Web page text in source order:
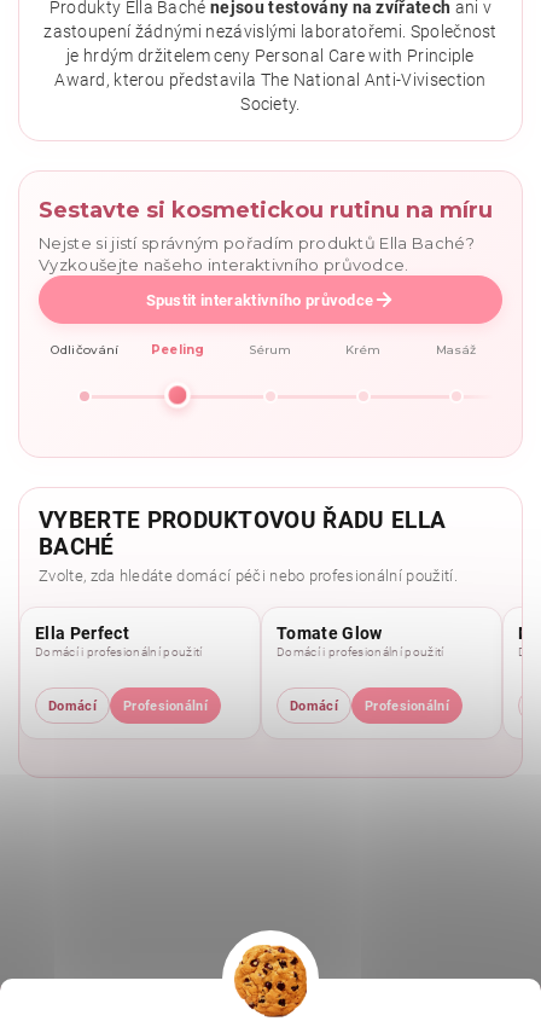
Produkty Ella Bachénejsou testovány na zvířatech ani v
zastoupení žádnými nezávislými laboratořemi. Společnost
je hrdým držitelem ceny Personal Care with Principle
Award, kterou představila The National Anti-Vivisection
Society.
Sestavte si kosmetickou rutinu na míru
Nejste si jistí správným pořadím produktů Ella Baché?
Vyzkoušejte našeho interaktivního průvodce.
Spustit interaktivního průvodce
Odličování Peeling Sérum Krém Masáž
VYBERTE PRODUKTOVOU ŘADU ELLA
BACHÉ
Zvolte, zda hledáte domácí péči nebo profesionální použití.
Ella Perfect
Domácí i profesionální použití
Domácí Profesionální
Tomate Glow
Domácí i profesionální použití
Domácí Profesionální
L.C.P. Paris